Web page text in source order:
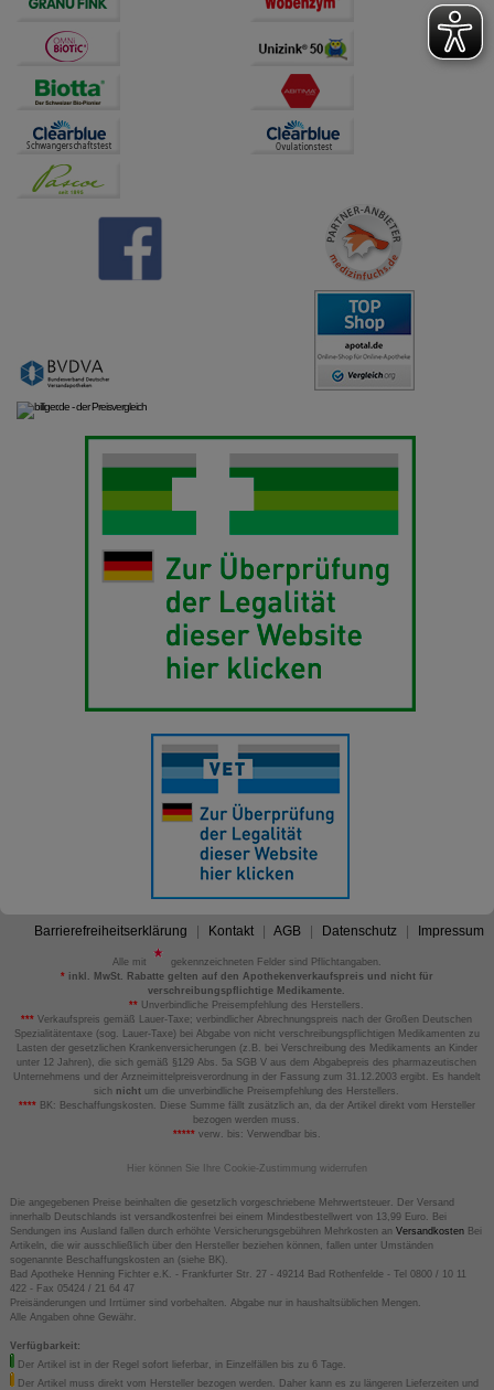
Barrierefreiheitserklärung Kontakt AGB Datenschutz Impressum
Alle mit
gekennzeichneten Felder sind Pflichtangaben.
*inkl. MwSt. Rabatte gelten auf den Apothekenverkaufspreis und nicht für
verschreibungspflichtige Medikamente.
** Unverbindliche Preisempfehlung des Herstellers.
*** Verkaufspreis gemäß Lauer-Taxe; verbindlicher Abrechnungspreis nach der Großen Deutschen
Spezialitätentaxe (sog. Lauer-Taxe) bei Abgabe von nicht verschreibungspflichtigen Medikamenten zu
Lasten der gesetzlichen Krankenversicherungen (z.B. bei Verschreibung des Medikaments an Kinder
unter 12 Jahren), die sich gemäß §129 Abs. 5a SGB V aus dem Abgabepreis des pharmazeutischen
Unternehmens und der Arzneimittelpreisverordnung in der Fassung zum 31.12.2003 ergibt. Es handelt
sich nicht um die unverbindliche Preisempfehlung des Herstellers.
****BK: Beschaffungskosten. Diese Summe fällt zusätzlich an, da der Artikel direkt vom Hersteller
bezogen werden muss.
*****verw. bis: Verwendbar bis.
Hier können Sie Ihre Cookie-Zustimmung widerrufen
Die angegebenen Preise beinhalten die gesetzlich vorgeschriebene Mehrwertsteuer. Der Versand
innerhalb Deutschlands ist versandkostenfrei bei einem Mindestbestellwert von 13,99 Euro. Bei
Sendungen ins Ausland fallen durch erhöhte Versicherungsgebühren Mehrkosten an VersandkostenBei
Artikeln, die wir ausschließlich über den Hersteller beziehen können, fallen unter Umständen
sogenannte Beschaffungskosten an (siehe BK).
Bad Apotheke Henning Fichter e.K. - Frankfurter Str. 27 - 49214 Bad Rothenfelde - Tel 0800 / 10 11
422 - Fax 05424 / 21 64 47
Preisänderungen und Irrtümer sind vorbehalten. Abgabe nur in haushaltsüblichen Mengen.
Alle Angaben ohne Gewähr.
Verfügbarkeit:
Der Artikel ist in der Regel sofort lieferbar, in Einzelfällen bis zu 6 Tage.
Der Artikel muss direkt vom Hersteller bezogen werden. Daher kann es zu längeren Lieferzeiten und